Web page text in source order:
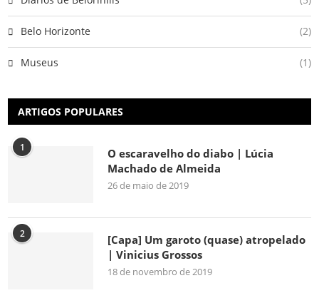
Belo Horizonte (2)
Museus (1)
ARTIGOS POPULARES
1
O escaravelho do diabo | Lúcia
Machado de Almeida
26 de maio de 2019
2
[Capa] Um garoto (quase) atropelado
| Vinicius Grossos
18 de novembro de 2019